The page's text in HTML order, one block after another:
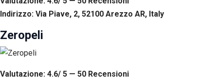
Indirizzo: Via Piave, 2, 52100 Arezzo AR, Italy
Zeropeli
Valutazione: 4.6/ 5 — 50 Recensioni